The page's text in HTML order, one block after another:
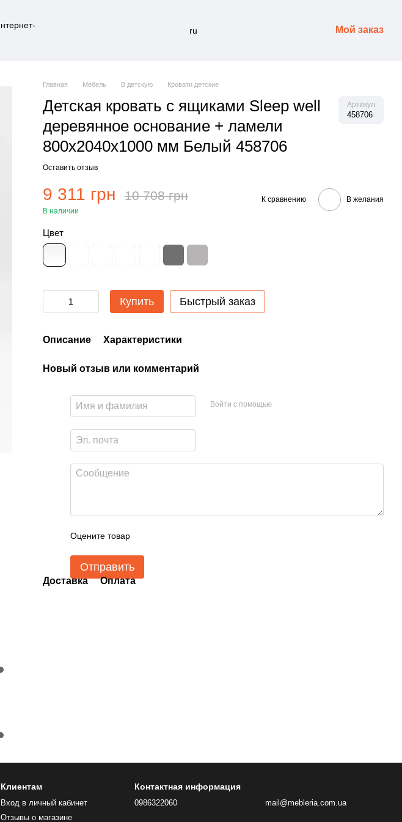
ru Мой заказ
Главная Мебель В детскую Кровати детские
Детская кровать с ящиками Sleep well
деревянное основание + ламели
800х2040х1000 мм Белый 458706
Артикул
458706
Оставить отзыв
9 311 грн 10 708 грн
В наличии
К сравнению В желания
Цвет
Купить Быстрый заказ
Описание Характеристики
Новый отзыв или комментарий
Войти с помощью
Оцените товар
Отправить
Доставка Оплата
Клиентам
Вход в личный кабинет
Отзывы о магазине
Контактная информация
0986322060 mail@mebleria.com.ua